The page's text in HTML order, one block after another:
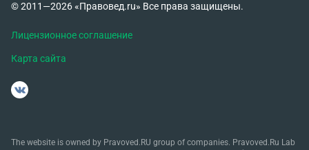
© 2011—2026 «Правовед.ru» Все права защищены.
Лицензионное соглашение
Карта сайта
The website is owned by Pravoved.RU group of companies. Pravoved.Ru Lab